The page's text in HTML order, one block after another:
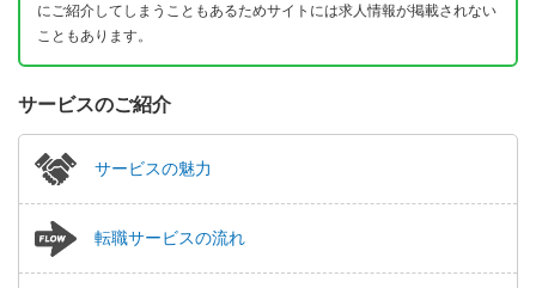
にご紹介してしまうこともあるためサイトには求人情報が掲載されない
こともあります。
サービスのご紹介
サービスの魅力
転職サービスの流れ